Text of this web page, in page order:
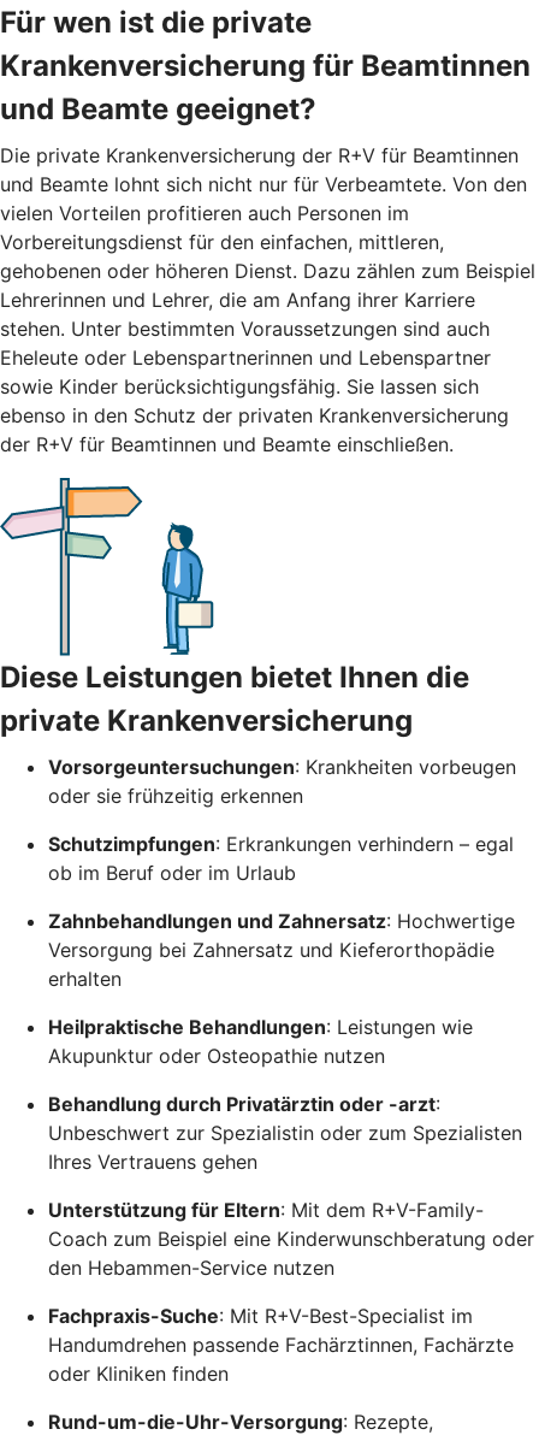
Für wen ist die private
Krankenversicherung für Beamtinnen
und Beamte geeignet?
Die private Krankenversicherung der R+V für Beamtinnen
und Beamte lohnt sich nicht nur für Verbeamtete. Von den
vielen Vorteilen profitieren auch Personen im
Vorbereitungsdienst für den einfachen, mittleren,
gehobenen oder höheren Dienst. Dazu zählen zum Beispiel
Lehrerinnen und Lehrer, die am Anfang ihrer Karriere
stehen. Unter bestimmten Voraussetzungen sind auch
Eheleute oder Lebenspartnerinnen und Lebenspartner
sowie Kinder berücksichtigungsfähig. Sie lassen sich
ebenso in den Schutz der privaten Krankenversicherung
der R+V für Beamtinnen und Beamte einschließen.
Diese Leistungen bietet Ihnen die
private Krankenversicherung
Vorsorgeuntersuchungen: Krankheiten vorbeugen
oder sie frühzeitig erkennen
Schutzimpfungen: Erkrankungen verhindern – egal
ob im Beruf oder im Urlaub
Zahnbehandlungen und Zahnersatz: Hochwertige
Versorgung bei Zahnersatz und Kieferorthopädie
erhalten
Heilpraktische Behandlungen: Leistungen wie
Akupunktur oder Osteopathie nutzen
Behandlung durch Privatärztin oder -arzt:
Unbeschwert zur Spezialistin oder zum Spezialisten
Ihres Vertrauens gehen
Unterstützung für Eltern: Mit dem R+V-Family-
Coach zum Beispiel eine Kinderwunschberatung oder
den Hebammen-Service nutzen
Fachpraxis-Suche: Mit R+V-Best-Specialist im
Handumdrehen passende Fachärztinnen, Fachärzte
oder Kliniken finden
Rund-um-die-Uhr-Versorgung: Rezepte,